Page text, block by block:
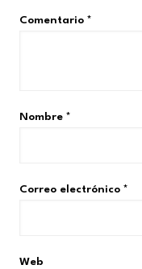
Comentario *
Nombre *
Correo electrónico *
Web